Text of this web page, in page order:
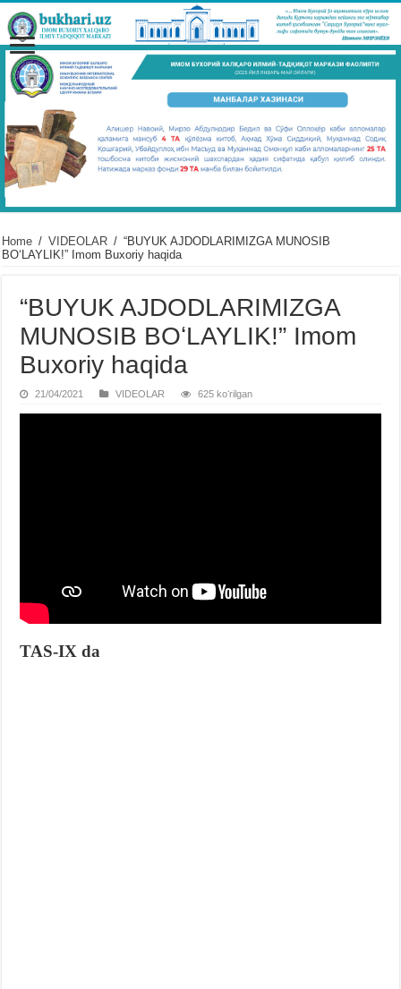
Home / VIDЕOLAR / “BUYUK AJDODLARIMIZGA MUNOSIB
BOʻLAYLIK!” Imom Buxoriy haqida
“BUYUK AJDODLARIMIZGA
MUNOSIB BOʻLAYLIK!” Imom
Buxoriy haqida
21/04/2021 VIDЕOLAR 625 koʻrilgan
TAS-IX da